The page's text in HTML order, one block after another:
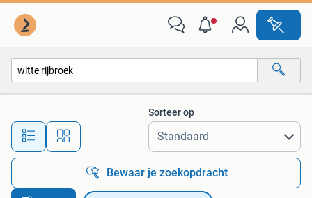
Alle afstanden…
Sorteer op
Bewaar je zoekopdracht